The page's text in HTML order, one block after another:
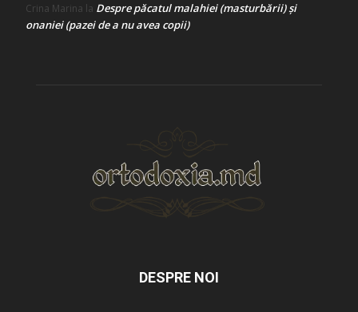
Crina Marina la Despre păcatul malahiei (masturbării) şi
onaniei (pazei de a nu avea copii)
DESPRE NOI